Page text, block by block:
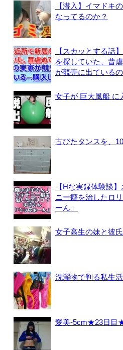
【潜入】イマドキ
なってるのか？
【スカッとする話
を探していた、昔
が競売に出ている
女子が 巨大風船 に
古びたタンスを、
【Hな実録体験談
ニー癖を治したロ
ーん」
女子高生の妹と彼
洗濯物で判る私生
愛美-5cm★23日目★